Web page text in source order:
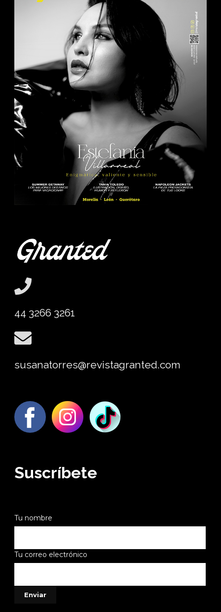
44 3266 3261
susanatorres@revistagranted.com
Suscríbete
Tu nombre
Tu correo electrónico